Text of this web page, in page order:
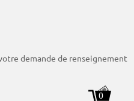
demande de renseignement
0
(HDD) > Chaînes, chaînons
(HDD) > Chaînes, chaînons
(HDD) > Chaînes, chaînons
(HDD) > Chaînes, chaînons